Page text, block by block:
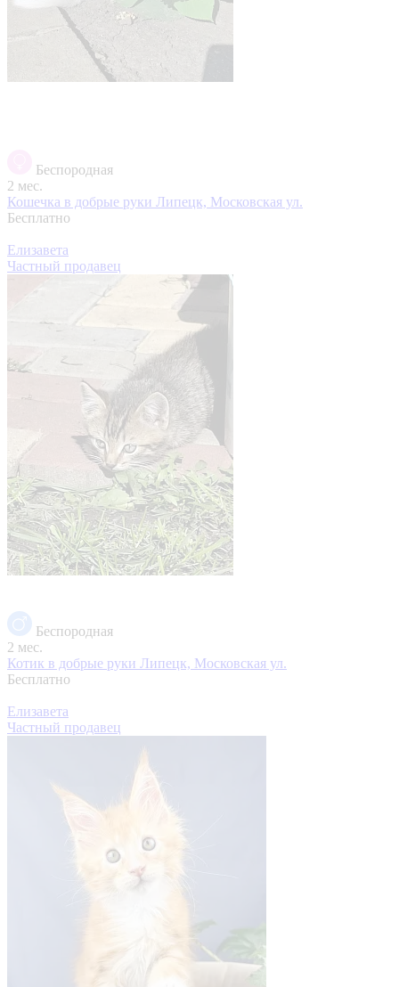
Беспородная
2 мес.
Кошечка в добрые руки Липецк, Московская ул.
Бесплатно
Елизавета
Частный продавец
Беспородная
2 мес.
Котик в добрые руки Липецк, Московская ул.
Бесплатно
Елизавета
Частный продавец